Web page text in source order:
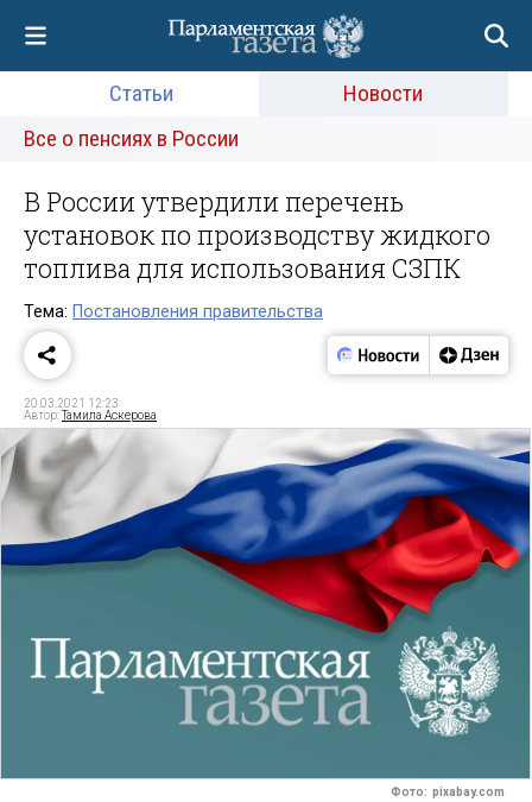
Статьи
Новости
Все о пенсиях в России
В России утвердили перечень
установок по производству жидкого
топлива для использования СЗПК
Тема: Постановления правительства
20.03.2021 12:23
Автор:Тамила Аскерова
Фото: pixabay.com